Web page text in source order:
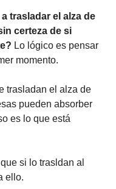
trasladar el alza de
certeza de si
Lo lógico es pensar
momento.
trasladan el alza de
pueden absorber
es lo que está
si lo trasldan al
ello.